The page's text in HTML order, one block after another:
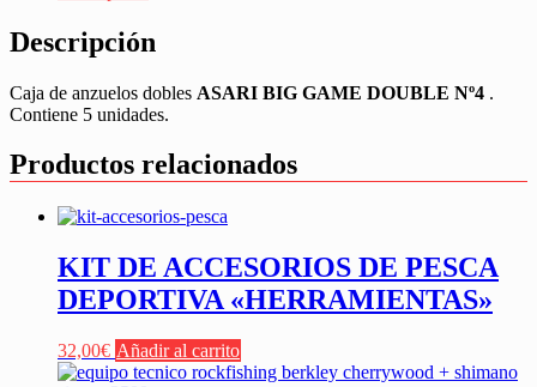
Descripción
Caja de anzuelos dobles ASARI BIG GAME DOUBLE Nº4 .
Contiene 5 unidades.
Productos relacionados
KIT DE ACCESORIOS DE PESCA
DEPORTIVA «HERRAMIENTAS»
32,00€ Añadir al carrito